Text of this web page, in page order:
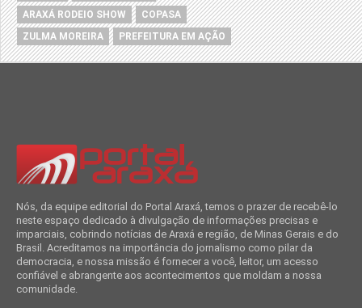
ARAXÁ RODEIO SHOW
COPASA
ZULMA MOREIRA
PREFEITURA EM AÇÃO
Nós, da equipe editorial do Portal Araxá, temos o prazer de recebê-lo
neste espaço dedicado à divulgação de informações precisas e
imparciais, cobrindo notícias de Araxá e região, de Minas Gerais e do
Brasil. Acreditamos na importância do jornalismo como pilar da
democracia, e nossa missão é fornecer a você, leitor, um acesso
confiável e abrangente aos acontecimentos que moldam a nossa
comunidade.